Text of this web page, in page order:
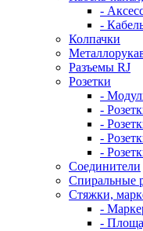
-
-
Колпачки
Разъемы RJ
Розетки
-
-
-
-
-
Соединители
Спиральные
Стяжки,
-
-